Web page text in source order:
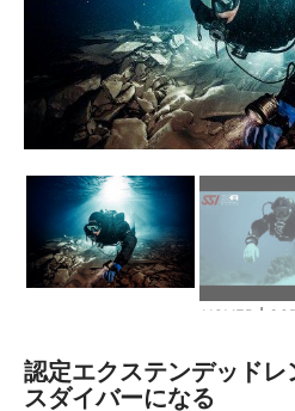
認定エクステンデッド
スダイバーになる